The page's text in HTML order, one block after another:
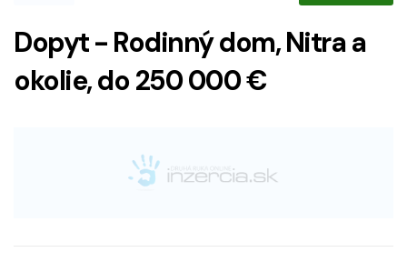
Dopyt - Rodinný dom, Nitra a
okolie, do 250 000 €